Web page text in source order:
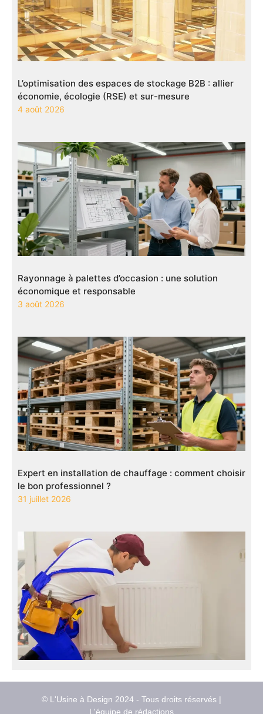
L’optimisation des espaces de stockage B2B : allier
économie, écologie (RSE) et sur-mesure
4 août 2026
Rayonnage à palettes d’occasion : une solution
économique et responsable
3 août 2026
Expert en installation de chauffage : comment choisir
le bon professionnel ?
31 juillet 2026
© L'Usine à Design 2024 - Tous droits réservés |
L'équipe de rédactions